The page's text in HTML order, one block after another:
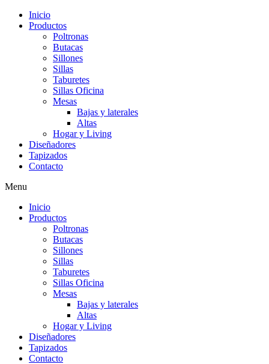
Inicio
Productos
Poltronas
Butacas
Sillones
Sillas
Taburetes
Sillas Oficina
Mesas
Bajas y laterales
Altas
Hogar y Living
Diseñadores
Tapizados
Contacto
Menu
Inicio
Productos
Poltronas
Butacas
Sillones
Sillas
Taburetes
Sillas Oficina
Mesas
Bajas y laterales
Altas
Hogar y Living
Diseñadores
Tapizados
Contacto